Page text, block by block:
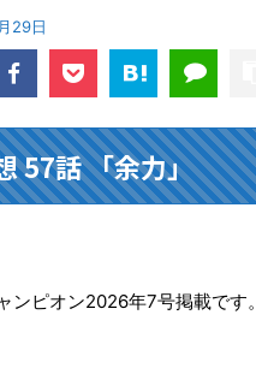
29日
57話 「余力」
ピオン2026年7号掲載です。